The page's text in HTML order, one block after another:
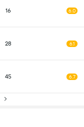
16 6.0
28 6.1
45 6.7